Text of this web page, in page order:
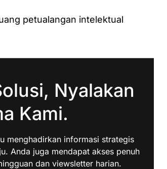
petualangan intelektual
Nyalakan
Kami.
menghadirkan informasi strategis
Anda juga mendapat akses penuh
dan viewsletter harian.